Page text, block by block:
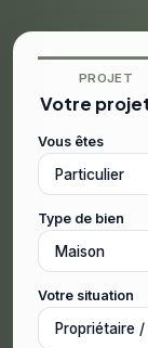
PROJET
Votre
Vous êtes
Type de bien
Votre situation